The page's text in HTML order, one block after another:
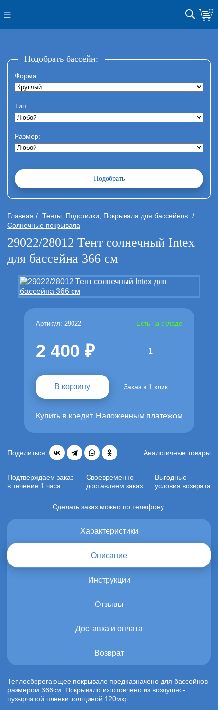
Подобрать бассейн:
Форма:
Тип:
Размер:
Главная
Тенты, Подстилки, Покрывала для бассейнов.
Солнечные покрывала
29022/28012 Тент солнечный Intex
для бассейна 366 см
Артикул: 29022 Есть на складе
2 400 1
В корзину Заказ в 1 клик
Купить в кредит Наложенным платежом
Поделиться: Аналогичные товары
Подтверждаем заказ
в течение 1 часа
Своевременно
доставляем заказ
Выгодные
условия возврата
Сделать заказ можно по телефону
Характеристики
Описание
Инструкции
Отзывы
Доставка и оплата
Возврат
Теплосберегающее покрывало предназначено для бассейнов
размером 366см. Покрывало изготовлено из воздушно-
пузырчатой пленки толщиной 120мкр.